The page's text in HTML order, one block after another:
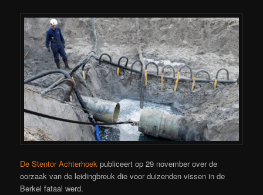
De Stentor Achterhoek publiceert op 29 november over de
oorzaak van de leidingbreuk die voor duizenden vissen in de
Berkel fataal werd.